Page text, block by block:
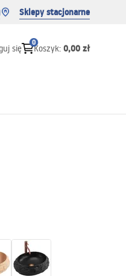
Sklepy stacjonarne
się
0
Koszyk: 0,00 zł